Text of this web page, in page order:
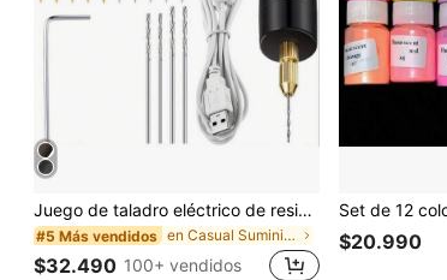
Juego de taladro eléctrico de resina, incluye 400 tornillos de ojo dorados/plateados, 8 brocas de taladro helicoidales, mini taladro eléctrico con llave, pinzas de eje hexagonal, molde de fundición de resina, llavero DIY, manualidades, utilizado para resina, plástico, madera, arcilla polimérica, joyería, llavero, suministros para hacer colgantes
#5 Más vendidos en Casual Suministros de fundición de joyas
$32.490 100+ vendidos
$20.990